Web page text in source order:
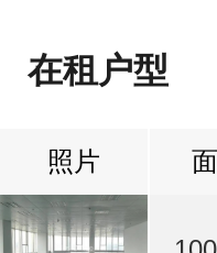
在租户型
照片